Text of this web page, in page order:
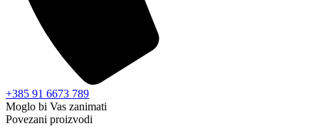
+385 91 6673 789
Moglo bi Vas zanimati
Povezani proizvodi